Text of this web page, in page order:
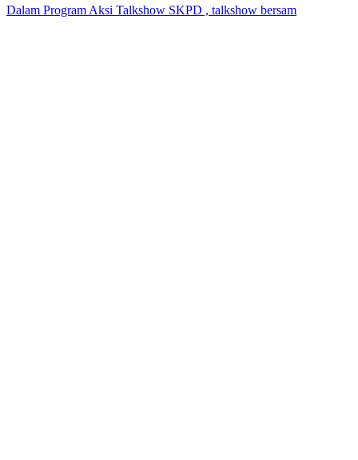
Dalam Program Aksi Talkshow SKPD , talkshow bersam